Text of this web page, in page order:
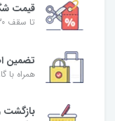
قیمت
تا سقف 30% تخفیف
تضمین
همراه با